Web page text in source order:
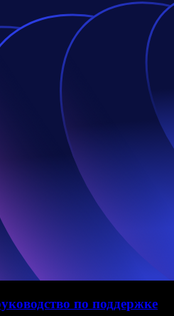
по поддержке